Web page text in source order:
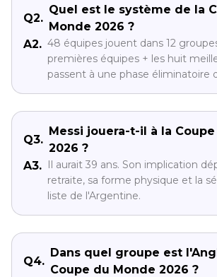
Q2.
Quel est le système de la
Monde 2026 ?
A2. 48 équipes jouent dans 12
premières équipes + les huit
passent à une phase éliminatoire
Q3.
Messi jouera-t-il à la
2026 ?
A3. Il aurait 39 ans. Son implication
retraite, sa forme physique et la
liste de l'Argentine.
Q4.
Dans quel groupe est
Coupe du Monde 2026 ?